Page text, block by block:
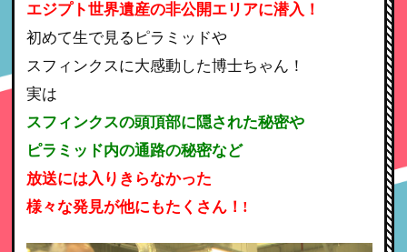
エジプト世界遺産の非公開エリアに潜入！
初めて生で見るピラミッドや
スフィンクスに大感動した博士ちゃん！
実は
スフィンクスの頭頂部に隠された秘密や
ピラミッド内の通路の秘密など
放送には入りきらなかった
様々な発見が他にもたくさん！!